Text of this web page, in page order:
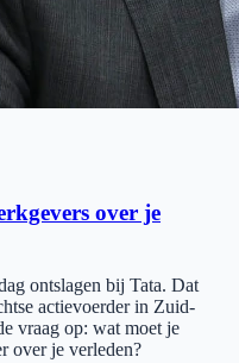
over je
ontslagen bij Tata. Dat
actievoerder in Zuid-
vraag op: wat moet je
over je verleden?